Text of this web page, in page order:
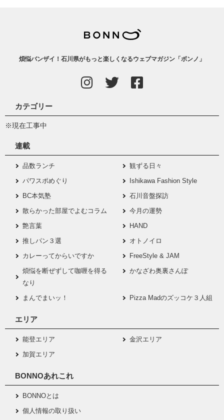
煩悩バンザイ！石川県がもっと楽しくなるウェブマガジン「ボンノ」
カテゴリー
※現在工事中
連載
品数ランチ
観ずる日々
パワスポめぐり
Ishikawa Fashion Style
BC本気塾
石川音盤探訪
散らかった部屋でよむコラム
今月の運勢
艶言葉
HAND
推しパン３選
オトノイロ
カレーってからいですか
FreeStyle & JAM
煩悩を断ぜずして咖喱を得る
なり
かなざわ奥裏さんぽ
まんでまいッ！ Pizza Madのズッコケ３人組
エリア
能登エリア
金沢エリア
加賀エリア
BONNOあれこれ
BONNOとは
個人情報の取り扱い